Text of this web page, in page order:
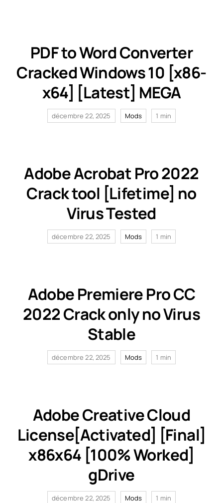
Contact
PDF to Word Converter
Cracked Windows 10 [x86-
x64] [Latest] MEGA
décembre 22, 2025 Mods 1 min
Adobe Acrobat Pro 2022
Crack tool [Lifetime] no
Virus Tested
décembre 22, 2025 Mods 1 min
Adobe Premiere Pro CC
2022 Crack only no Virus
Stable
décembre 22, 2025 Mods 1 min
Adobe Creative Cloud
License[Activated] [Final]
x86x64 [100% Worked]
gDrive
décembre 22, 2025 Mods 1 min